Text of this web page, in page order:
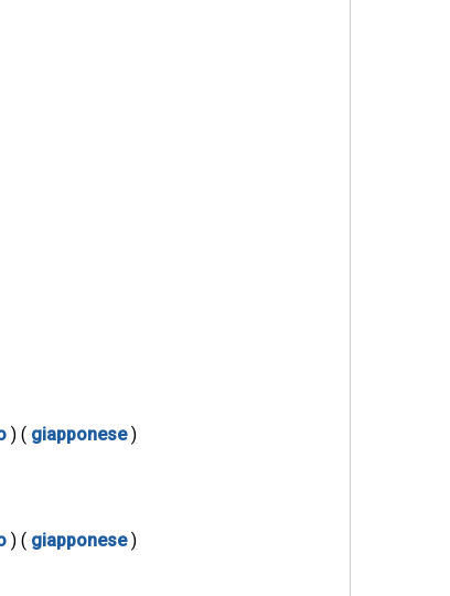
) ( giapponese)
) ( giapponese)